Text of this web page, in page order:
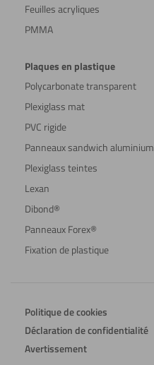
Feuilles acryliques
PMMA
Plaques en plastique
Polycarbonate transparent
Plexiglass mat
PVC rigide
Panneaux sandwich aluminium
Plexiglass teintes
Lexan
Dibond®
Panneaux Forex®
Fixation de plastique
Politique de cookies
Déclaration de confidentialité
Avertissement